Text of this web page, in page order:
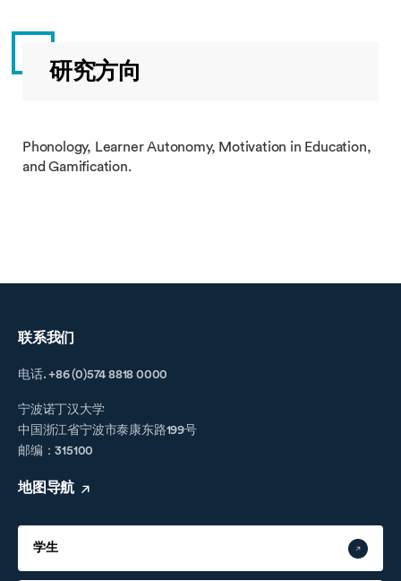
研究方向
Phonology, Learner Autonomy, Motivation in Education,
and Gamification.
联系我们
电话. +86 (0)574 8818 0000
宁波诺丁汉大学
中国浙江省宁波市泰康东路199号
邮编：315100
地图导航
学生